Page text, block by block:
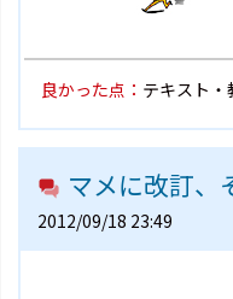
良かった点： テキスト
マメに改訂、
2012/09/18 23:49